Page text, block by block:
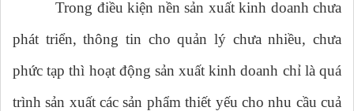
Trong điều kiện nền sản xuất kinh doanh chưa
phát triển, thông tin cho quản lý chưa nhiều, chưa
phức tạp thì hoạt động sản xuất kinh doanh chỉ là quá
trình sản xuất các sản phẩm thiết yếu cho nhu cầu cuả